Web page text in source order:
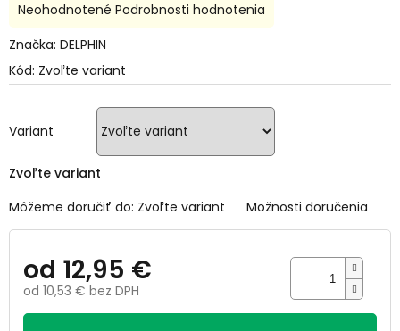
Kód: Zvoľte variant
Variant
Zvoľte variant
Môžeme doručiť do: Zvoľte variant Možnosti doručenia
od 12,95 €
od 10,53 € bez DPH
Jednotková
Priemerné
produktu
0,0
hviezdičiek.
Neohodnotené Podrobnosti hodnotenia
Značka: DELPHIN